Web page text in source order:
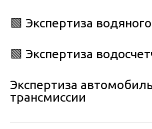
🟩 Экспертиза
🟩 Экспертиза
Экспертиза
трансмиссии